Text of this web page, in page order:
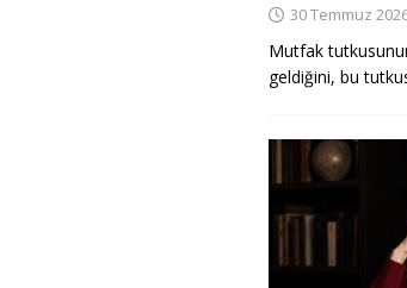
30 Temmuz
Mutfak
geldiğini, bu